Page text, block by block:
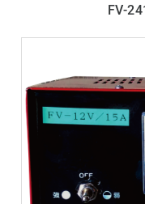
FV-